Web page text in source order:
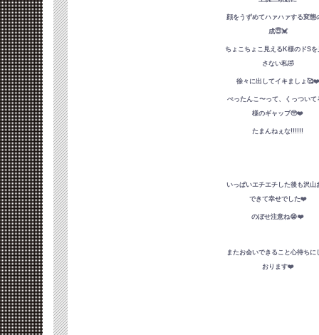
顔をうずめてハァハァする変態
成😇💓
ちょこちょこ見えるK様のドSを
さない私🤣
徐々に出してイキましょ🥰❤️
ぺったんこ〜って、くっついて
様のギャップ🥹❤️
たまんねぇな!!!!!!
いっぱいエチエチした後も沢山
できて幸せでした❤️
のぼせ注意ね😭❤️
またお会いできること心待ちに
おります❤️